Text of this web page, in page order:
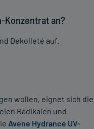
Konzentrat an?
Dekolleté auf.
wollen, eignet sich die
Radikalen und
Avene Hydrance UV-